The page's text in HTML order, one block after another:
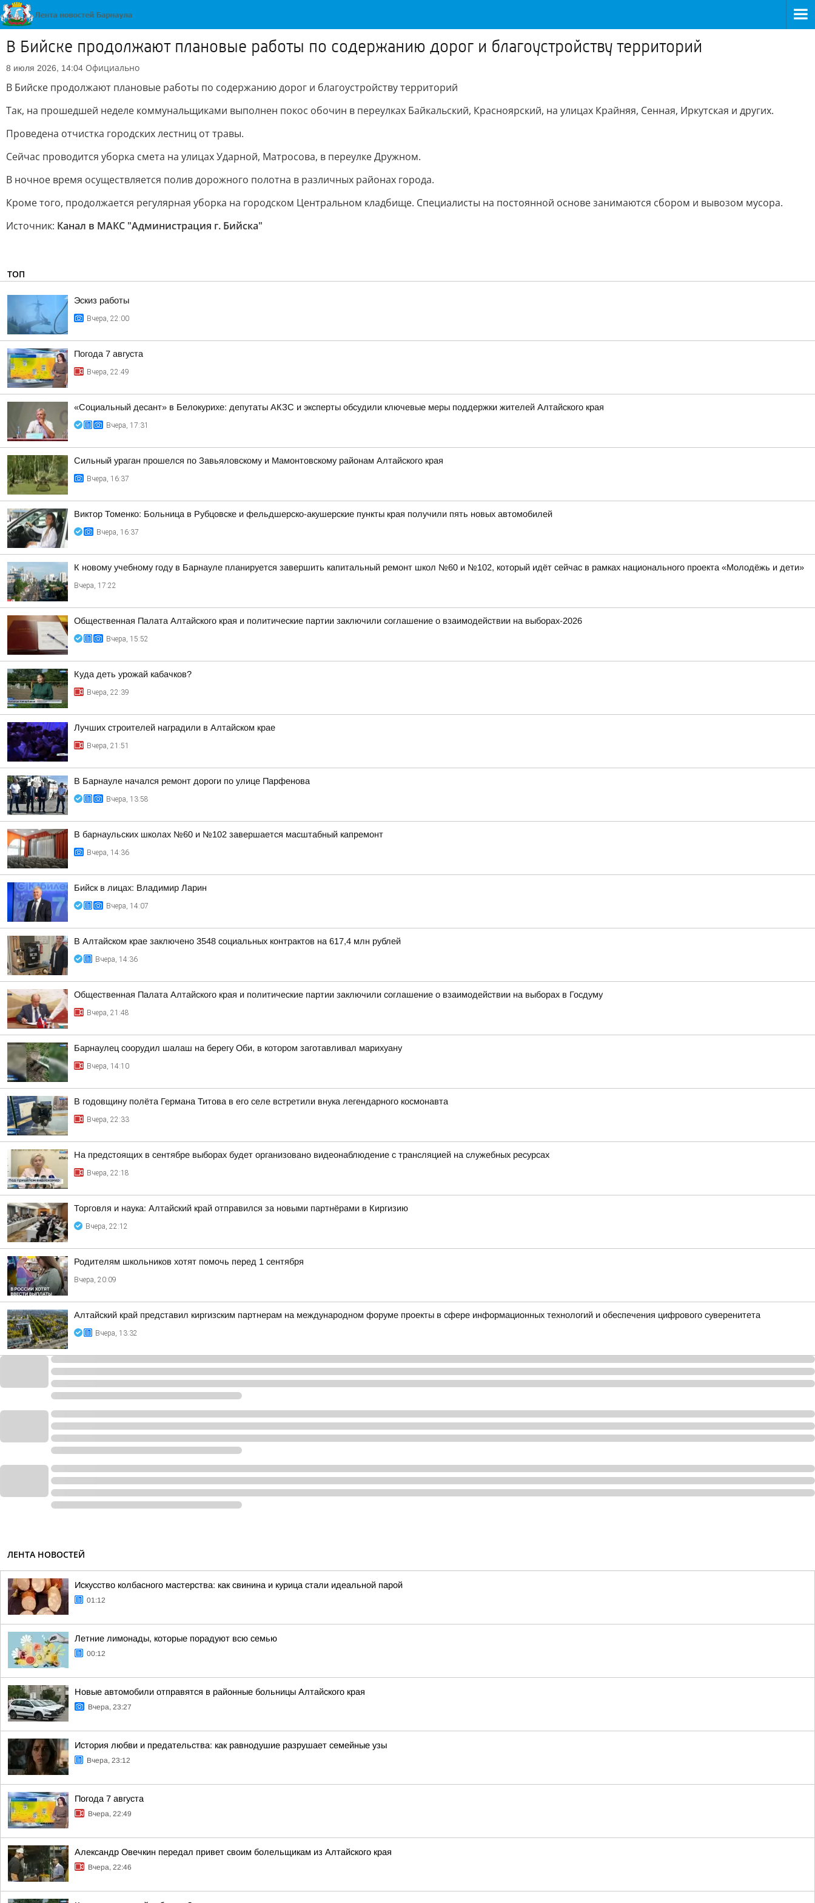
В Бийске продолжают плановые работы по содержанию дорог и благоустройству территорий
8 июля 2026, 14:04 Официально
В Бийске продолжают плановые работы по содержанию дорог и благоустройству территорий
Так, на прошедшей неделе коммунальщиками выполнен покос обочин в переулках Байкальский, Красноярский, на улицах Крайняя, Сенная, Иркутская и других.
Проведена отчистка городских лестниц от травы.
Сейчас проводится уборка смета на улицах Ударной, Матросова, в переулке Дружном.
В ночное время осуществляется полив дорожного полотна в различных районах города.
Кроме того, продолжается регулярная уборка на городском Центральном кладбище. Специалисты на постоянной основе занимаются сбором и вывозом мусора.
Источник: Канал в МАКС "Администрация г. Бийска"
ТОП
Эскиз работы
Вчера, 22:00
Погода 7 августа
Вчера, 22:49
«Социальный десант» в Белокурихе: депутаты АКЗС и эксперты обсудили ключевые меры поддержки жителей Алтайского края
Вчера, 17:31
Сильный ураган прошелся по Завьяловскому и Мамонтовскому районам Алтайского края
Вчера, 16:37
Виктор Томенко: Больница в Рубцовске и фельдшерско-акушерские пункты края получили пять новых автомобилей
Вчера, 16:37
К новому учебному году в Барнауле планируется завершить капитальный ремонт школ №60 и №102, который идёт сейчас в рамках национального проекта «Молодёжь и дети»
Вчера, 17:22
Общественная Палата Алтайского края и политические партии заключили соглашение о взаимодействии на выборах-2026
Вчера, 15:52
Куда деть урожай кабачков?
Вчера, 22:39
Лучших строителей наградили в Алтайском крае
Вчера, 21:51
В Барнауле начался ремонт дороги по улице Парфенова
Вчера, 13:58
В барнаульских школах №60 и №102 завершается масштабный капремонт
Вчера, 14:36
Бийск в лицах: Владимир Ларин
Вчера, 14:07
В Алтайском крае заключено 3548 социальных контрактов на 617,4 млн рублей
Вчера, 14:36
Общественная Палата Алтайского края и политические партии заключили соглашение о взаимодействии на выборах в Госдуму
Вчера, 21:48
Барнаулец соорудил шалаш на берегу Оби, в котором заготавливал марихуану
Вчера, 14:10
В годовщину полёта Германа Титова в его селе встретили внука легендарного космонавта
Вчера, 22:33
На предстоящих в сентябре выборах будет организовано видеонаблюдение с трансляцией на служебных ресурсах
Вчера, 22:18
Торговля и наука: Алтайский край отправился за новыми партнёрами в Киргизию
Вчера, 22:12
Родителям школьников хотят помочь перед 1 сентября
Вчера, 20:09
Алтайский край представил киргизским партнерам на международном форуме проекты в сфере информационных технологий и обеспечения цифрового суверенитета
Вчера, 13:32
ЛЕНТА НОВОСТЕЙ
Искусство колбасного мастерства: как свинина и курица стали идеальной парой
01:12
Летние лимонады, которые порадуют всю семью
00:12
Новые автомобили отправятся в районные больницы Алтайского края
Вчера, 23:27
История любви и предательства: как равнодушие разрушает семейные узы
Вчера, 23:12
Погода 7 августа
Вчера, 22:49
Александр Овечкин передал привет своим болельщикам из Алтайского края
Вчера, 22:46